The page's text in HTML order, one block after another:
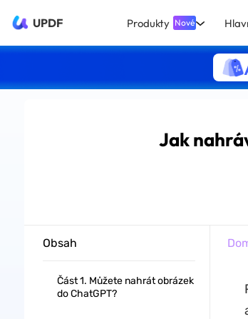
UPDF Produkty Nové
Jak
Obsah
Část 1. Můžete nahrát obrázek
do ChatGPT?